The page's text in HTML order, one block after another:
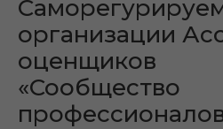
организации
оценщиков
«Сообщество